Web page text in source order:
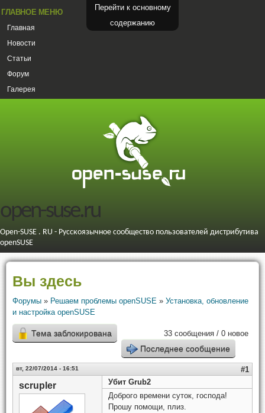
Перейти к основному
содержанию
ГЛАВНОЕ МЕНЮ
Главная
Новости
Статьи
Форум
Галерея
open-suse.ru
Open-SUSE . RU - Русскоязычное сообщество пользователей дистрибутива
openSUSE
Вы здесь
Форумы » Решаем проблемы openSUSE » Установка, обновление
и настройка openSUSE
33 сообщения / 0 новое
Тема заблокирована
Последнее сообщение
вт, 22/07/2014 - 16:51 #1
scrupler
Убит Grub2
Доброго времени суток, господа!
Прошу помощи, плиз.